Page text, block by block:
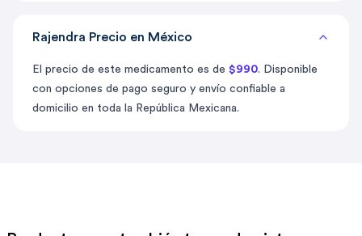
Rajendra Precio en México
El precio de este medicamento es de $990. Disponible
con opciones de pago seguro y envío confiable a
domicilio en toda la República Mexicana.